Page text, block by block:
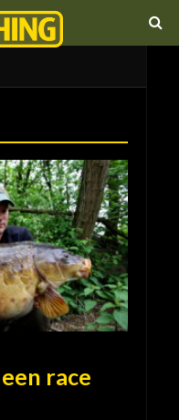
race